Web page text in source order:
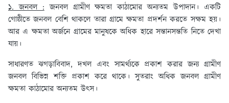
১. জনবল :জনবল গ্রামীণ ক্ষমতা কাঠামোর অন্যতম উপাদান। একটি
গোষ্ঠীতে জনবল বেশি থাকলে তারা গ্রামে ক্ষমতা প্রদর্শন করতে সক্ষম হয়।
আর এ ক্ষমতা অর্জনে গ্রামের মানুষকে অধিক হারে সন্তানসন্ততি নিতে দেখা
যায়।
সাধারণত ঝগড়াবিবাদ, দখল এবং সামর্থ্যকে প্রকাশ করার জন্য গ্রামীণ
জনবল বিভিন্ন শক্তি প্রকাশ করে থাকে। সুতরাং অধিক জনবল গ্রামীণ
ক্ষমতা কাঠামোর অন্যতম উৎস।